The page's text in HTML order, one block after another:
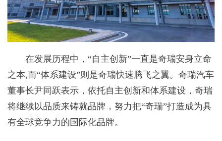
在发展历程中，“自主创新”一直是奇瑞安身立命
之本,而“体系建设”则是奇瑞快速腾飞之翼。奇瑞汽车
董事长尹同跃表示，依托自主创新和体系建设，奇瑞
将继续以品质来铸就品牌，努力把“奇瑞”打造成为具
有全球竞争力的国际化品牌。